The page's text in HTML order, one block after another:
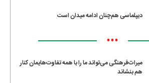
دیپلماسی هم‌چنان ادامه میدان است
•••
میراث‌فرهنگی می‌تواند ما را با همه تفاوت‌هایمان کنار
هم بنشاند